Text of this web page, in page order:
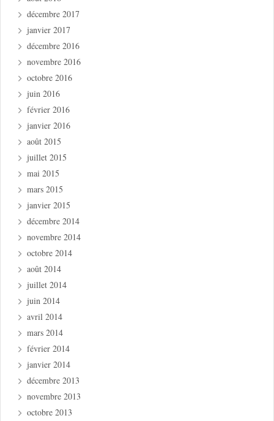
décembre 2017
janvier 2017
décembre 2016
novembre 2016
octobre 2016
juin 2016
février 2016
janvier 2016
août 2015
juillet 2015
mai 2015
mars 2015
janvier 2015
décembre 2014
novembre 2014
octobre 2014
août 2014
juillet 2014
juin 2014
avril 2014
mars 2014
février 2014
janvier 2014
décembre 2013
novembre 2013
octobre 2013